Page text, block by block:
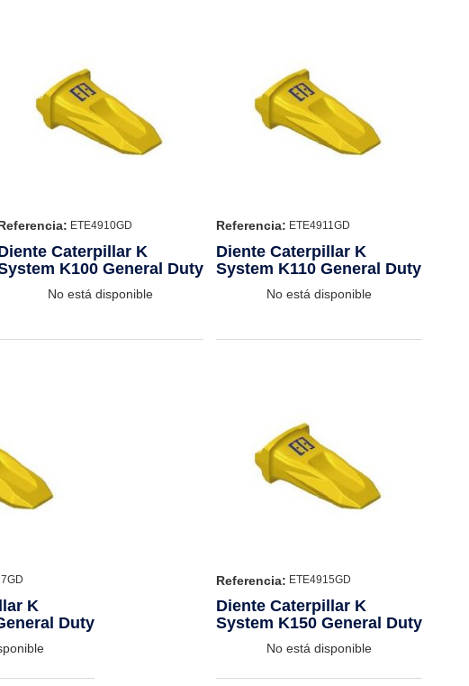
ETE4910GD
Caterpillar K
K100 General Duty
No está disponible
Referencia: ETE4911GD
Diente Caterpillar K
System K110 General Duty
No está disponible
K
Duty
Referencia: ETE4915GD
Diente Caterpillar K
System K150 General Duty
No está disponible